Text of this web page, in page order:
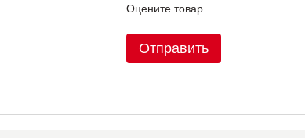
Оцените товар
Отправить